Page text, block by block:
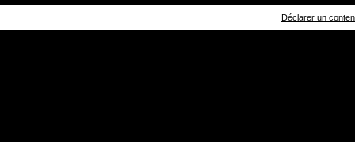
Déclarer un